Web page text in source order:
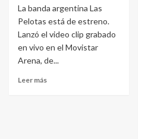
La banda argentina Las
Pelotas está de estreno.
Lanzó el video clip grabado
en vivo en el Movistar
Arena, de...
Leer más